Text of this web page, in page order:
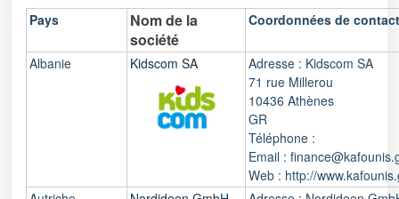
Pays
Nom de la
société
Coordonnées de contact
Albanie Kidscom SA
Adresse : Kidscom SA
71 rue Millerou
10436 Athènes
GR
Téléphone :
Email :
Web : http://